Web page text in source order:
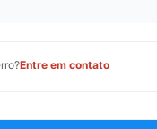
Entre em contato